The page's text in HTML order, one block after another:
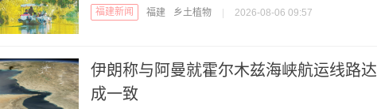
福建新闻 福建 乡土植物 2026-08-06 09:57
伊朗称与阿曼就霍尔木兹海峡航运线路达
成一致